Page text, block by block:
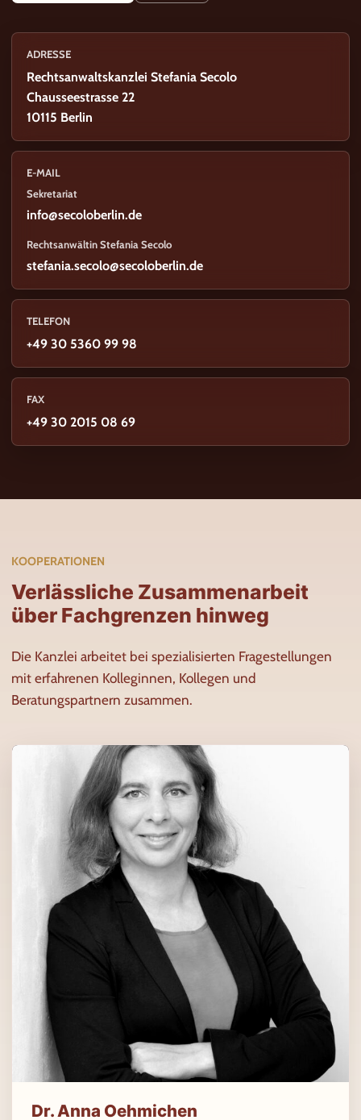
ADRESSE
Rechtsanwaltskanzlei Stefania Secolo
Chausseestrasse 22
10115 Berlin
E-MAIL
Sekretariat
info@secoloberlin.de
Rechtsanwältin Stefania Secolo
stefania.secolo@secoloberlin.de
TELEFON
+49 30 5360 99 98
FAX
+49 30 2015 08 69
KOOPERATIONEN
Verlässliche Zusammenarbeit
über Fachgrenzen hinweg
Die Kanzlei arbeitet bei spezialisierten Fragestellungen
mit erfahrenen Kolleginnen, Kollegen und
Beratungspartnern zusammen.
Dr. Anna Oehmichen